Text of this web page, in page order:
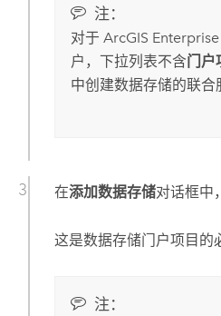
注：
对于 ArcGIS Enterprise
户，下拉列表不含门户
中创建数据存储的联合
在添加数据存储对话框中
这是数据存储门户项目的
注：